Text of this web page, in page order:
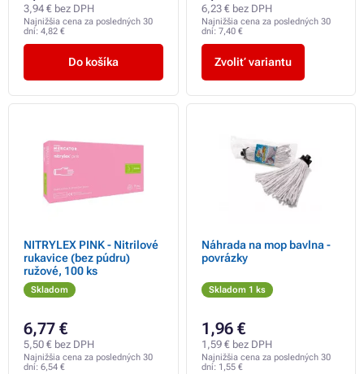
3,94 € bez DPH
Najnižšia cena za posledných 30
dní: 4,82 €
Do košíka
6,23 € bez DPH
Najnižšia cena za posledných 30
dní: 7,40 €
Zvoliť variantu
NITRYLEX PINK - Nitrilové
rukavice (bez púdru)
ružové, 100 ks
Skladom
6,77 €
5,50 € bez DPH
Najnižšia cena za posledných 30
dní: 6,54 €
Náhrada na mop bavlna -
povrázky
Skladom 1 ks
1,96 €
1,59 € bez DPH
Najnižšia cena za posledných 30
dní: 1,55 €